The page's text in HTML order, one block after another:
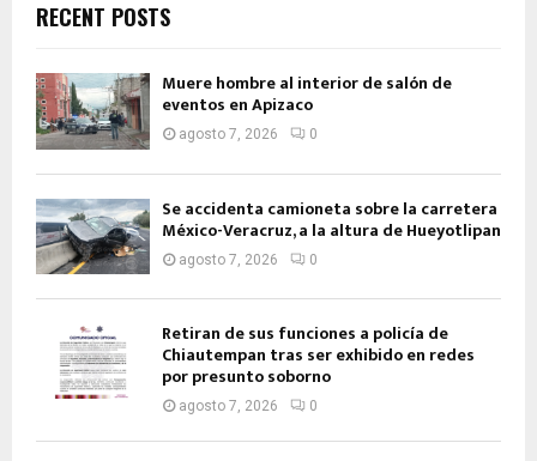
RECENT POSTS
Muere hombre al interior de salón de
eventos en Apizaco
agosto 7, 2026 0
Se accidenta camioneta sobre la carretera
México-Veracruz, a la altura de Hueyotlipan
agosto 7, 2026 0
Retiran de sus funciones a policía de
Chiautempan tras ser exhibido en redes
por presunto soborno
agosto 7, 2026 0